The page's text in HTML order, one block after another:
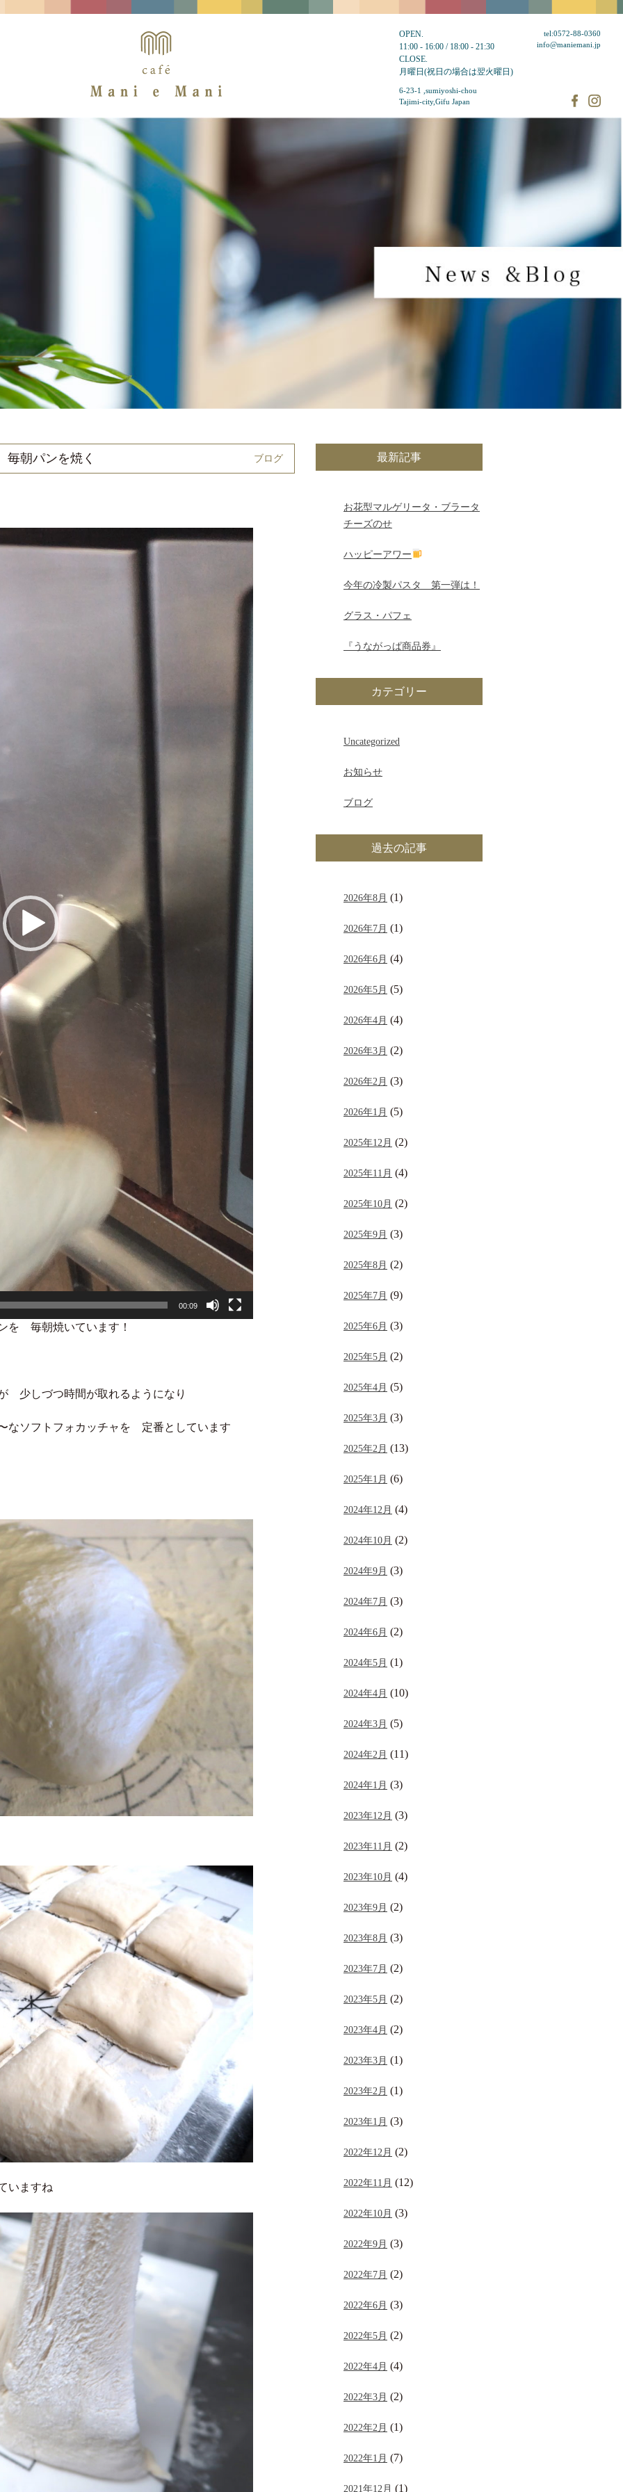
OPEN.
11:00 - 16:00 / 18:00 - 21:30
CLOSE.
月曜日(祝日の場合は翌火曜日)
6-23-1 ,sumiyoshi-chou
Tajimi-city,Gifu Japan
tel:0572-88-0360
info@maniemani.jp
毎朝パンを焼く ブログ
00:09
を 毎朝焼いています！
少しづつ時間が取れるようになり
ソフトフォカッチャを 定番としています
いますね
最新記事
お花型マルゲリータ・ブラータ
チーズのせ
ハッピーアワー
今年の冷製パスタ 第一弾は！
グラス・パフェ
『うながっぱ商品券』
カテゴリー
Uncategorized
お知らせ
ブログ
過去の記事
2026年8月 (1)
2026年7月 (1)
2026年6月 (4)
2026年5月 (5)
2026年4月 (4)
2026年3月 (2)
2026年2月 (3)
2026年1月 (5)
2025年12月 (2)
2025年11月 (4)
2025年10月 (2)
2025年9月 (3)
2025年8月 (2)
2025年7月 (9)
2025年6月 (3)
2025年5月 (2)
2025年4月 (5)
2025年3月 (3)
2025年2月 (13)
2025年1月 (6)
2024年12月 (4)
2024年10月 (2)
2024年9月 (3)
2024年7月 (3)
2024年6月 (2)
2024年5月 (1)
2024年4月 (10)
2024年3月 (5)
2024年2月 (11)
2024年1月 (3)
2023年12月 (3)
2023年11月 (2)
2023年10月 (4)
2023年9月 (2)
2023年8月 (3)
2023年7月 (2)
2023年5月 (2)
2023年4月 (2)
2023年3月 (1)
2023年2月 (1)
2023年1月 (3)
2022年12月 (2)
2022年11月 (12)
2022年10月 (3)
2022年9月 (3)
2022年7月 (2)
2022年6月 (3)
2022年5月 (2)
2022年4月 (4)
2022年3月 (2)
2022年2月 (1)
2022年1月 (7)
2021年12月 (1)